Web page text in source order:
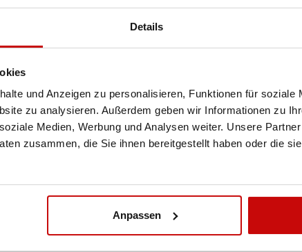
Details
und Anzeigen zu personalisieren, Funktionen für soziale
zu analysieren. Außerdem geben wir Informationen zu
Medien, Werbung und Analysen weiter. Unsere
zusammen, die Sie ihnen bereitgestellt haben oder die
Anpassen